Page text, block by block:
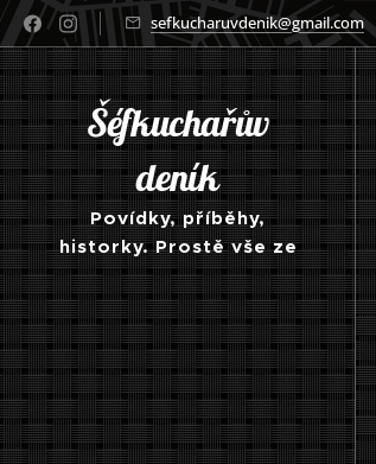
sefkucharuvdenik@gmail.com
Šéfkuchařův
deník
Povídky, příběhy,
historky. Prostě vše ze
světa kuchyně a
gastronomie obecně